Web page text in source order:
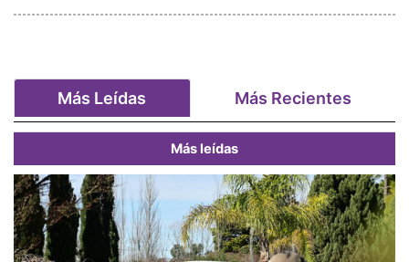
Más Leídas Más Recientes
Más leídas